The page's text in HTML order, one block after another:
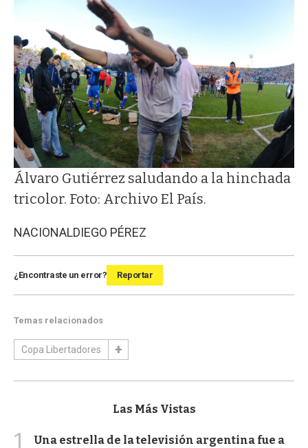
Álvaro Gutiérrez saludando a la hinchada
tricolor. Foto: Archivo El País.
NACIONALDIEGO PÉREZ
¿Encontraste un error? Reportar
Temas relacionados
Copa Libertadores
Las Más Vistas
1
Una estrella de la televisión argentina fue a